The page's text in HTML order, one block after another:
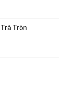
Tròn